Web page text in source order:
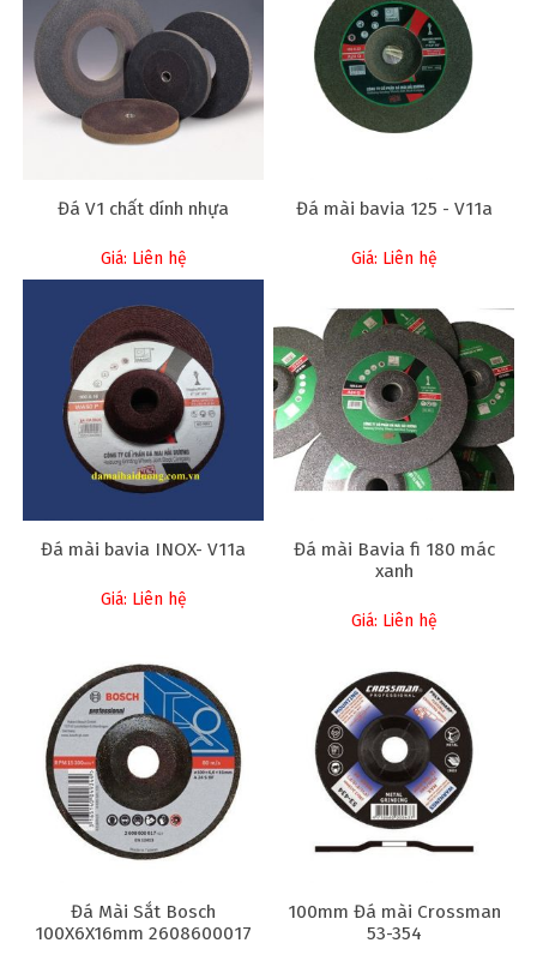
Đá V1 chất dính nhựa
Giá: Liên hệ
Đá mài bavia 125 - V11a
Giá: Liên hệ
Đá mài bavia INOX- V11a
Giá: Liên hệ
Đá mài Bavia fi 180 mác
xanh
Giá: Liên hệ
Đá Mài Sắt Bosch
100X6X16mm 2608600017
100mm Đá mài Crossman
53-354